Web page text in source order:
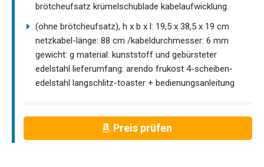
brötcheufsatz krümelschublade kabelaufwicklung.
(ohne brötcheufsatz), h x b x l: 19,5 x 38,5 x 19 cm
netzkabel-länge: 88 cm /kabeldurchmesser: 6 mm
gewicht: g material: kunststoff und gebürsteter
edelstahl lieferumfang: arendo frukost 4-scheiben-
edelstahl langschlitz-toaster + bedienungsanleitung
Preis prüfen